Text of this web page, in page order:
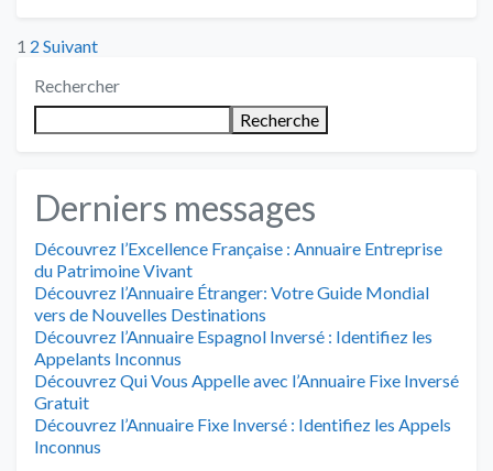
Posts
pagination
1 2 Suivant
Rechercher
Recherche
Derniers messages
Découvrez l’Excellence Française : Annuaire Entreprise
du Patrimoine Vivant
Découvrez l’Annuaire Étranger: Votre Guide Mondial
vers de Nouvelles Destinations
Découvrez l’Annuaire Espagnol Inversé : Identifiez les
Appelants Inconnus
Découvrez Qui Vous Appelle avec l’Annuaire Fixe Inversé
Gratuit
Découvrez l’Annuaire Fixe Inversé : Identifiez les Appels
Inconnus